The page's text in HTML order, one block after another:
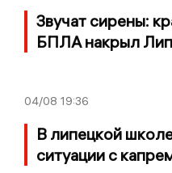
Звучат сирены:
БПЛА накрыл
04/08 19:36
В липецкой
ситуации с